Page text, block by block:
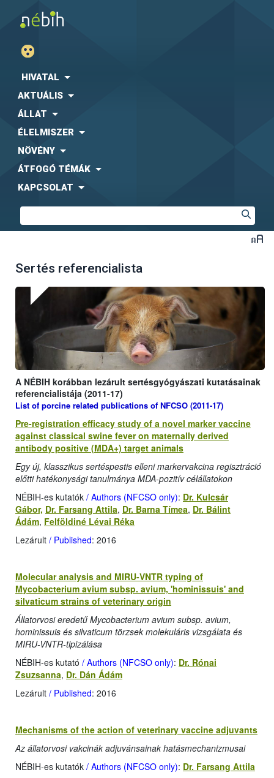
HIVATAL
AKTUÁLIS
ÁLLAT
ÉLELMISZER
NÖVÉNY
ÁTFOGÓ TÉMÁK
KAPCSOLAT
Sertés referencialista
A NÉBIH korábban lezárult sertésgyógyászati kutatásainak
referencialistája (2011-17)
List of porcine related publications of NFCSO (2011-17)
Pre-registration efficacy study of a novel marker vaccine
against classical swine fever on maternally derived
antibody positive (MDA+) target animals
Egy új, klasszikus sertéspestis elleni markervakcina regisztráció
előtti hatékonysági tanulmánya MDA-pozitív célállatokon
NÉBIH-es kutatók / Authors (NFCSO only): Dr. Kulcsár
Gábor, Dr. Farsang Attila, Dr. Barna Tímea, Dr. Bálint
Ádám, Felföldiné Lévai Réka
Lezárult / Published: 2016
Molecular analysis and MIRU-VNTR typing of
Mycobacterium avium subsp. avium, 'hominissuis' and
silvaticum strains of veterinary origin
Állatorvosi eredetű Mycobacterium avium subsp. avium,
hominissuis és silvaticum törzsek molekuláris vizsgálata és
MIRU-VNTR-tipizálása
NÉBIH-es kutató / Authors (NFCSO only): Dr. Rónai
Zsuzsanna, Dr. Dán Ádám
Lezárult / Published: 2016
Mechanisms of the action of veterinary vaccine adjuvants
Az állatorvosi vakcinák adjuvánsainak hatásmechanizmusai
NÉBIH-es kutatók / Authors (NFCSO only): Dr. Farsang Attila